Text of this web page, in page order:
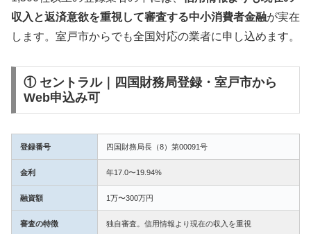
収入と返済意欲を重視して審査する中小消費者金融が実在
します。室戸市からでも全国対応の業者に申し込めます。
① セントラル｜四国財務局登録・室戸市から
Web申込み可
登録番号 四国財務局長（8）第00091号
金利 年17.0〜19.94%
融資額 1万〜300万円
審査の特徴 独自審査。信用情報より現在の収入を重視